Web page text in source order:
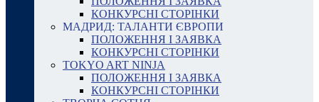
КОНКУРСНІ СТОРІНКИ
МАДРИД: ТАЛАНТИ ЄВРОПИ
ПОЛОЖЕННЯ І ЗАЯВКА
КОНКУРСНІ СТОРІНКИ
TOKYO ART NINJA
ПОЛОЖЕННЯ І ЗАЯВКА
КОНКУРСНІ СТОРІНКИ